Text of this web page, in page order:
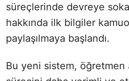
süreçlerinde devreye
hakkında ilk bilgiler
paylaşılmaya başlandı.
Bu yeni sistem, öğretmen